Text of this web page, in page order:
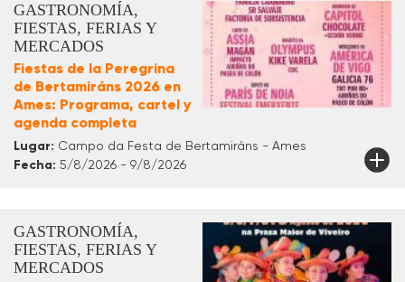
GASTRONOMÍA,
FIESTAS, FERIAS Y
MERCADOS
Fiestas de la Peregrina
de Bertamiráns 2026 en
Ames: Programa, cartel y
agenda completa
Lugar: Campo da Festa de Bertamiráns - Ames
Fecha: 5/8/2026 - 9/8/2026
GASTRONOMÍA,
FIESTAS, FERIAS Y
MERCADOS